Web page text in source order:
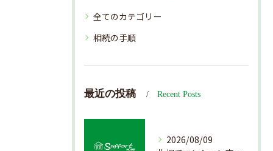
全てのカテゴリー
相続の手順
最近の投稿 Recent Posts
2026/08/09